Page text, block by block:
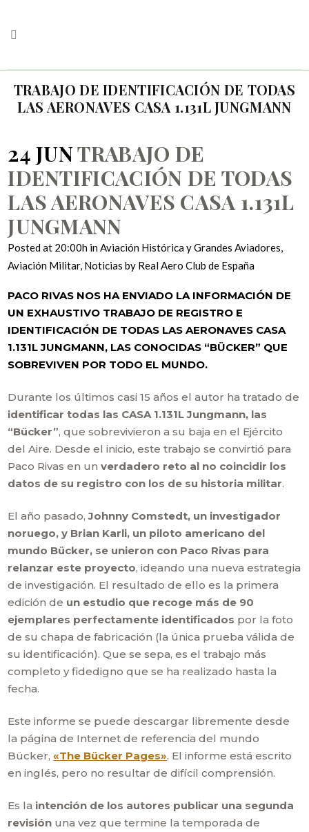
TRABAJO DE IDENTIFICACIÓN DE TODAS
LAS AERONAVES CASA 1.131L JUNGMANN
24 JUNTRABAJO DE
IDENTIFICACIÓN DE TODAS
LAS AERONAVES CASA 1.131L
JUNGMANN
Posted at 20:00h inAviación Histórica y Grandes Aviadores,
Aviación Militar, Noticias by Real Aero Club de España
PACO RIVAS NOS HA ENVIADO LA INFORMACIÓN DE
UN EXHAUSTIVO TRABAJO DE REGISTRO E
IDENTIFICACIÓN DE TODAS LAS AERONAVES CASA
1.131L JUNGMANN, LAS CONOCIDAS “BÜCKER” QUE
SOBREVIVEN POR TODO EL MUNDO.
Durante los últimos casi 15 años el autor ha tratado de
identificar todas las CASA 1.131L Jungmann, las
“Bücker”, que sobrevivieron a su baja en el Ejército
del Aire. Desde el inicio, este trabajo se convirtió para
Paco Rivas en unverdadero reto al no coincidir los
datos de su registro con los de su historia militar.
El año pasado,Johnny Comstedt, un investigador
noruego, y Brian Karli, un piloto americano del
mundo Bücker, se unieron con Paco Rivas para
relanzar este proyecto, ideando una nueva estrategia
de investigación. El resultado de ello es la primera
edición de un estudio que recoge más de 90
ejemplares perfectamente identificados por la foto
de su chapa de fabricación (la única prueba válida de
su identificación). Que se sepa, es el trabajo más
completo y fidedigno que se ha realizado hasta la
fecha.
Este informe se puede descargar libremente desde
la página de Internet de referencia del mundo
Bücker,«The Bücker Pages». El informe está escrito
en inglés, pero no resultar de difícil comprensión.
Es la intención de los autores publicar una segunda
revisión una vez que termine la temporada de